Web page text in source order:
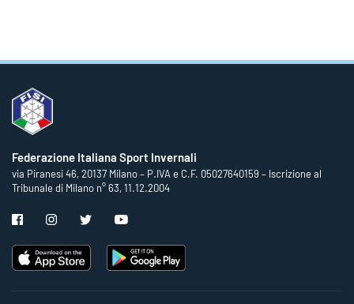
Federazione Italiana Sport Invernali
via Piranesi 46, 20137 Milano – P.IVA e C.F. 05027640159 – Iscrizione al
Tribunale di Milano n° 63, 11.12.2004